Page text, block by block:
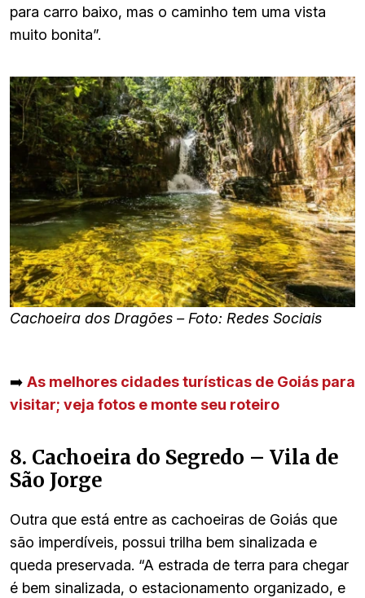
para carro baixo, mas o caminho tem uma vista
muito bonita”.
Cachoeira dos Dragões – Foto: Redes Sociais
➡️ As melhores cidades turísticas de Goiás para
visitar; veja fotos e monte seu roteiro
8. Cachoeira do Segredo – Vila de
São Jorge
Outra que está entre as cachoeiras de Goiás que
são imperdíveis, possui trilha bem sinalizada e
queda preservada. “A estrada de terra para chegar
é bem sinalizada, o estacionamento organizado, e